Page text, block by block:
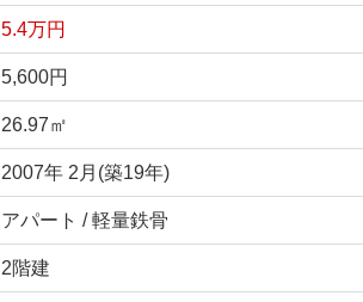
5.4万円
5,600円
26.97㎡
2007年 2月(築19年)
アパート / 軽量鉄骨
2階建